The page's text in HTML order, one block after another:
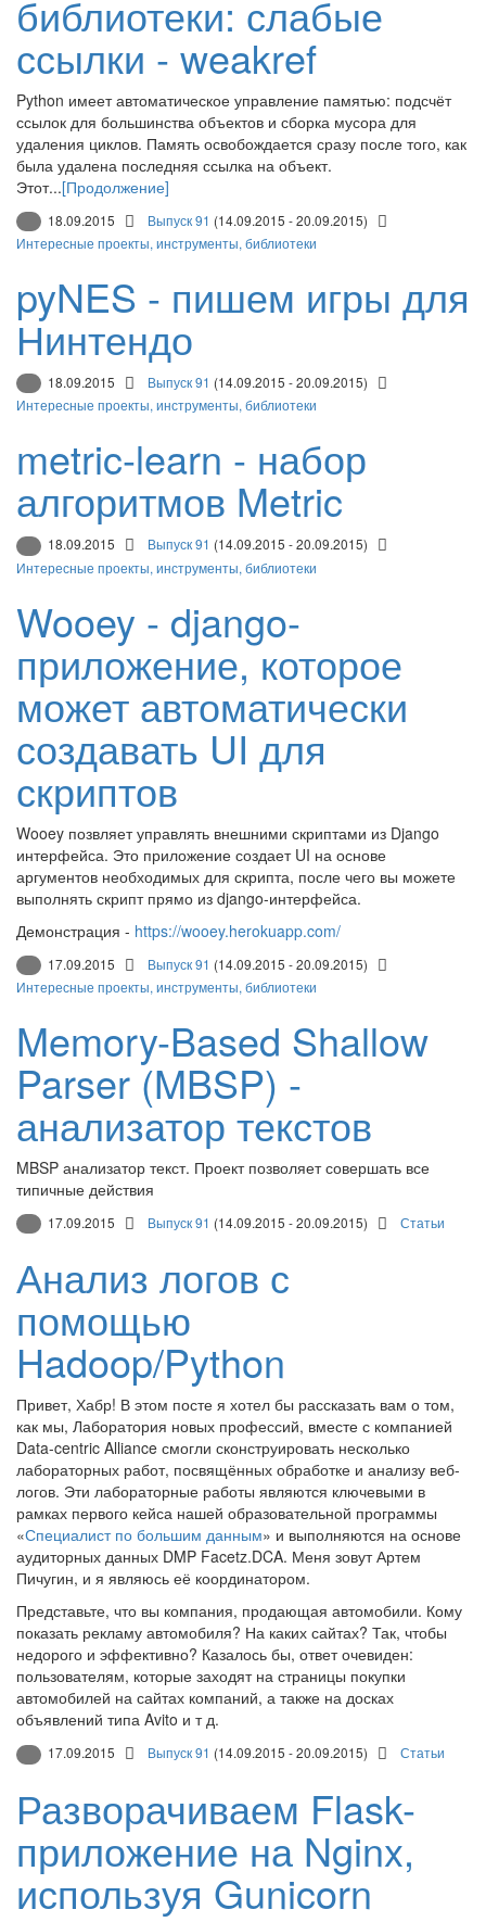
библиотеки: слабые
ссылки - weakref
Python имеет автоматическое управление памятью: подсчёт
ссылок для большинства объектов и сборка мусора для
удаления циклов. Память освобождается сразу после того, как
была удалена последняя ссылка на объект.
Этот...[Продолжение]
18.09.2015 Выпуск 91 (14.09.2015 - 20.09.2015)
Интересные проекты, инструменты, библиотеки
pyNES - пишем игры для
Нинтендо
18.09.2015 Выпуск 91 (14.09.2015 - 20.09.2015)
Интересные проекты, инструменты, библиотеки
metric-learn - набор
алгоритмов Metric
18.09.2015 Выпуск 91 (14.09.2015 - 20.09.2015)
Интересные проекты, инструменты, библиотеки
Wooey - django-
приложение, которое
может автоматически
создавать UI для
скриптов
Wooey позвляет управлять внешними скриптами из Django
интерфейса. Это приложение создает UI на основе
аргументов необходимых для скрипта, после чего вы можете
выполнять скрипт прямо из django-интерфейса.
Демонстрация - https://wooey.herokuapp.com/
17.09.2015 Выпуск 91 (14.09.2015 - 20.09.2015)
Интересные проекты, инструменты, библиотеки
Memory-Based Shallow
Parser (MBSP) -
анализатор текстов
MBSP анализатор текст. Проект позволяет совершать все
типичные действия
17.09.2015 Выпуск 91 (14.09.2015 - 20.09.2015) Статьи
Анализ логов с
помощью
Hadoop/Python
Привет, Хабр! В этом посте я хотел бы рассказать вам о том,
как мы, Лаборатория новых профессий, вместе с компанией
Data-centric Alliance смогли сконструировать несколько
лабораторных работ, посвящённых обработке и анализу веб-
логов. Эти лабораторные работы являются ключевыми в
рамках первого кейса нашей образовательной программы
«Специалист по большим данным» и выполняются на основе
аудиторных данных DMP Facetz.DCA. Меня зовут Артем
Пичугин, и я являюсь её координатором.
Представьте, что вы компания, продающая автомобили. Кому
показать рекламу автомобиля? На каких сайтах? Так, чтобы
недорого и эффективно? Казалось бы, ответ очевиден:
пользователям, которые заходят на страницы покупки
автомобилей на сайтах компаний, а также на досках
объявлений типа Avito и т д.
17.09.2015 Выпуск 91 (14.09.2015 - 20.09.2015) Статьи
Разворачиваем Flask-
приложение на Nginx,
используя Gunicorn